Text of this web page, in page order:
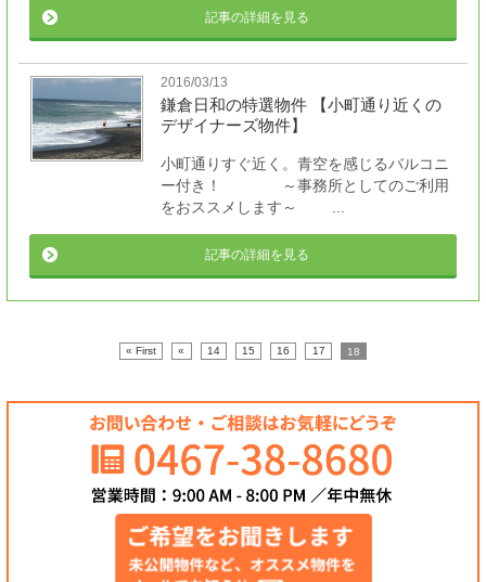
記事の詳細を見る
2016/03/13
鎌倉日和の特選物件 【小町通り近くの
デザイナーズ物件】
小町通りすぐ近く。青空を感じるバルコニ
ー付き！ ～事務所としてのご利用
をおススメします～ ...
記事の詳細を見る
« First « 14 15 16 17 18